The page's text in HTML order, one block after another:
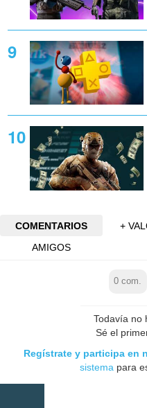
COMENTARIOS
+
AMIGOS
0 com.
Todavía no
Sé el
Regístrate y participa en
sistema para